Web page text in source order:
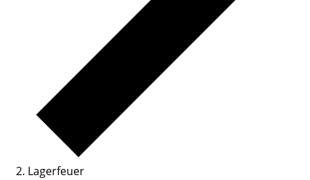
Lagerfeuer